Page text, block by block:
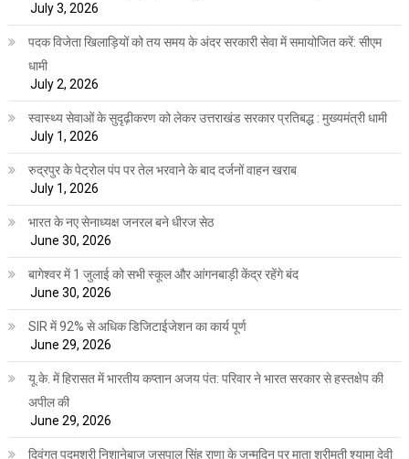
July 3, 2026
पदक विजेता खिलाड़ियों को तय समय के अंदर सरकारी सेवा में समायोजित करें: सीएम
धामी
July 2, 2026
स्वास्थ्य सेवाओं के सुदृढ़ीकरण को लेकर उत्तराखंड सरकार प्रतिबद्ध : मुख्यमंत्री धामी
July 1, 2026
रुद्रपुर के पेट्रोल पंप पर तेल भरवाने के बाद दर्जनों वाहन खराब
July 1, 2026
भारत के नए सेनाध्यक्ष जनरल बने धीरज सेठ
June 30, 2026
बागेश्वर में 1 जुलाई को सभी स्कूल और आंगनबाड़ी केंद्र रहेंगे बंद
June 30, 2026
SIR में 92% से अधिक डिजिटाईजेशन का कार्य पूर्ण
June 29, 2026
यू.के. में हिरासत में भारतीय कप्तान अजय पंत: परिवार ने भारत सरकार से हस्तक्षेप की
अपील की
June 29, 2026
दिवंगत पद्मश्री निशानेबाज जसपाल सिंह राणा के जन्मदिन पर माता श्रीमती श्यामा देवी